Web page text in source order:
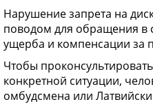
Нарушение запрета на
поводом для обращения в
ущерба и компенсации за
Чтобы
конкретной ситуации,
омбудсмена или